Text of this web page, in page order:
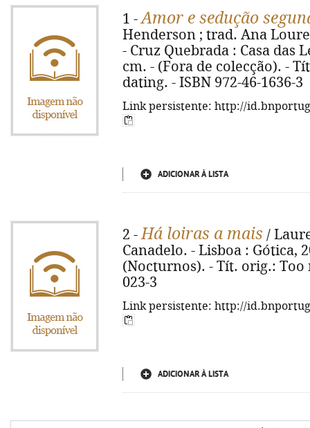
1 -Amor e sedução
Henderson ; trad. Ana
- Cruz Quebrada : Casa das
cm. - (Fora de colecção). -
dating. - ISBN 972-46-1636-3
Link persistente: http://
ADICIONAR À LISTA
2 -Há loiras a mais /
Canadelo. - Lisboa : Gótica,
(Nocturnos). - Tít. orig.: Too
023-3
Link persistente: http://
ADICIONAR À LISTA